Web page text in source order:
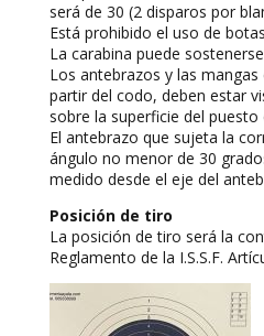
será de 30 (2 disparos por
Está prohibido el uso de
La carabina puede
Los antebrazos y las
partir del codo, deben estar
sobre la superficie del puesto
El antebrazo que sujeta la
ángulo no menor de 30
medido desde el eje del
Posición de tiro
La posición de tiro será la
Reglamento de la I.S.S.F.